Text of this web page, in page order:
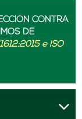
CONTRA
DE
e ISO